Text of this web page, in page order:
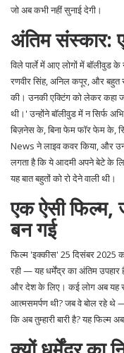
जो अब कभी नहीं सुनाई देगी।
अंतिम संस्कार:
विले पार्ले में आए लोगों में बॉलीवुड
रणवीर सिंह,अनिल कपूर, और बहुत
की। उनकी एक्टिंग को लेकर कहा
थी।' उन्होंने बॉलीवुड में न सिर्फ
बिज़नेस के, बिना फेम फॉर फेम के,
Newsने लाइव कवर किया, और
लगता है कि ये आदमी अपने बेटे के
यह बात बहुतों को रो देने वाली थी।
एक ऐसी फिल्म,
बन गई
फिल्म 'इक्कीस' 25 दिसंबर 2025
रही — यह धर्मेंद्र का अंतिम
और देश के लिए। कई लोग अब यह
आत्मसमर्पण थी? जब वे बोल रहे थे
कि अब तुम्हारी बारी है? यह फिल्म